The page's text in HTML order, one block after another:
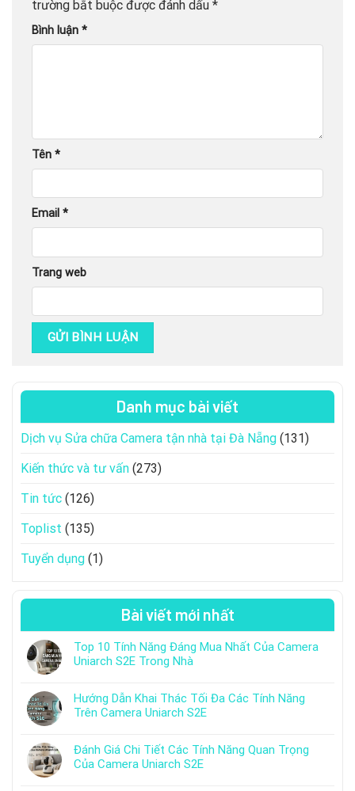
trường bắt buộc được đánh dấu *
Bình luận *
Tên *
Email *
Trang web
Danh mục bài viết
Dịch vụ Sửa chữa Camera tận nhà tại Đà Nẵng (131)
Kiến thức và tư vấn (273)
Tin tức (126)
Toplist (135)
Tuyển dụng (1)
Bài viết mới nhất
Top 10 Tính Năng Đáng Mua Nhất Của Camera
Uniarch S2E Trong Nhà
Hướng Dẫn Khai Thác Tối Đa Các Tính Năng
Trên Camera Uniarch S2E
Đánh Giá Chi Tiết Các Tính Năng Quan Trọng
Của Camera Uniarch S2E